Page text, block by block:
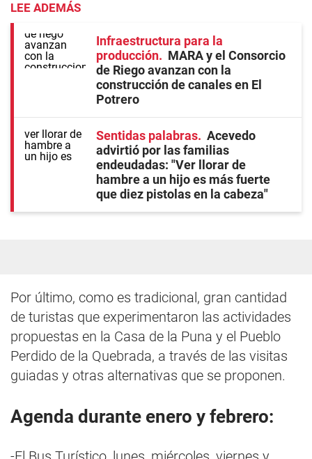
LEE ADEMÁS
Infraestructura para la
producción
MARA y el Consorcio
de Riego avanzan con la
construcción de canales en El
Potrero
Sentidas palabras
Acevedo
advirtió por las familias
endeudadas: "Ver llorar de
hambre a un hijo es más fuerte
que diez pistolas en la cabeza"
Por último, como es tradicional, gran cantidad
de turistas que experimentaron las actividades
propuestas en la Casa de la Puna y el Pueblo
Perdido de la Quebrada, a través de las visitas
guiadas y otras alternativas que se proponen.
Agenda durante enero y febrero: